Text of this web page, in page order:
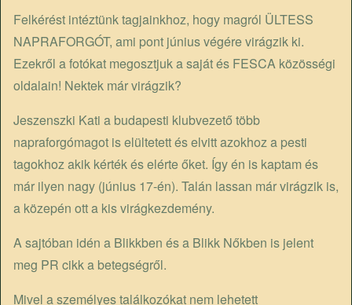
Felkérést intéztünk tagjainkhoz, hogy magról ÜLTESS
NAPRAFORGÓT, ami pont június végére virágzik ki.
Ezekről a fotókat megosztjuk a saját és FESCA közösségi
oldalain! Nektek már virágzik?
Jeszenszki Kati a budapesti klubvezető több
napraforgómagot is elültetett és elvitt azokhoz a pesti
tagokhoz akik kérték és elérte őket. Így én is kaptam és
már ilyen nagy (június 17-én). Talán lassan már virágzik is,
a közepén ott a kis virágkezdemény.
A sajtóban idén a Blikkben és a Blikk Nőkben is jelent
meg PR cikk a betegségről.
Mivel a személyes találkozókat nem lehetett